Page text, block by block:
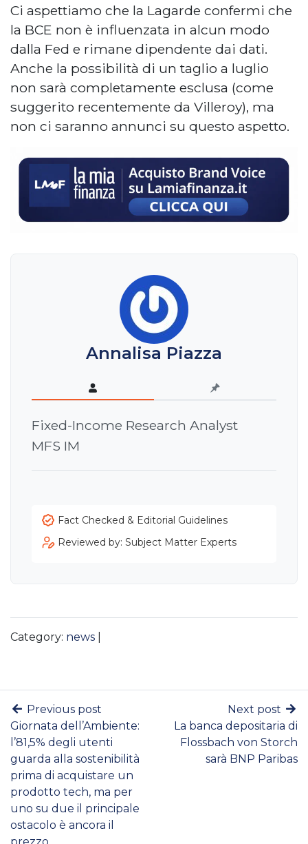
Ci aspettiamo che la Lagarde confermi che
la BCE non è influenzata in alcun modo
dalla Fed e rimane dipendente dai dati.
Anche la possibilità di un taglio a luglio
non sarà completamente esclusa (come
suggerito recentemente da Villeroy), ma
non ci saranno annunci su questo aspetto.
Annalisa Piazza
Fixed-Income Research Analyst
MFS IM
Fact Checked & Editorial Guidelines
Reviewed by: Subject Matter Experts
Category: news
Previous post
Giornata dell’Ambiente:
l’81,5% degli utenti
guarda alla sostenibilità
prima di acquistare un
prodotto tech, ma per
uno su due il principale
ostacolo è ancora il
prezzo
Next post
La banca depositaria di
Flossbach von Storch
sarà BNP Paribas